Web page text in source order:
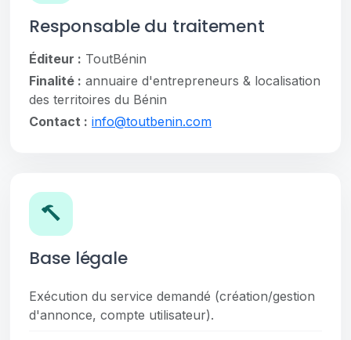
Responsable du traitement
Éditeur : ToutBénin
Finalité : annuaire d'entrepreneurs & localisation
des territoires du Bénin
Contact : info@toutbenin.com
Base légale
Exécution du service demandé (création/gestion
d'annonce, compte utilisateur).